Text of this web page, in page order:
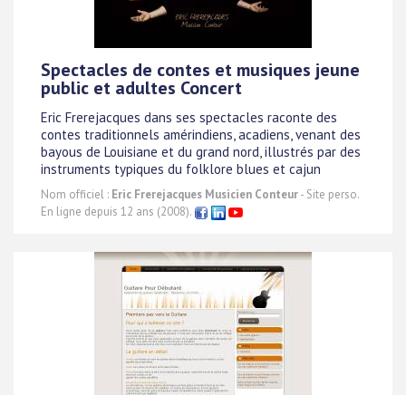
Spectacles de contes et musiques jeune
public et adultes Concert
Eric Frerejacques dans ses spectacles raconte des
contes traditionnels amérindiens, acadiens, venant des
bayous de Louisiane et du grand nord, illustrés par des
instruments typiques du folklore blues et cajun
Nom officiel : Eric Frerejacques Musicien Conteur- Site perso.
En ligne depuis 12 ans (2008).